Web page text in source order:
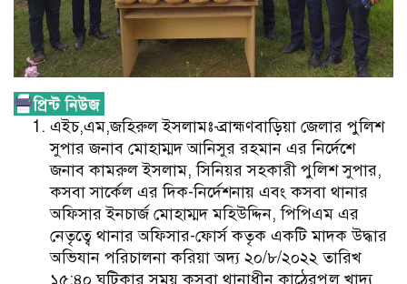
এইচ,এম,জহিরুল ইসলামঃ-ব্রাহ্মণবাড়িয়া জেলার পুলিশ
সুপার জনাব মোহাম্মদ আনিসুর রহমান এর নির্দেশে
জনাব কামরুল ইসলাম, সিনিয়র সহকারী পুলিশ সুপার,
কসবা সার্কেল এর দিক-নির্দেশনায় এবং কসবা থানার
অফিসার ইনচার্জ মোহাম্মদ মহিউদ্দিন, পিপিএম এর
নেতৃত্বে থানার অফিসার-ফোর্স কতৃক একটি মাদক উদ্ধার
অভিযান পরিচালনা করিয়া অদ্য ২০/৮/২০২২ তারিখ
১৫:৪০ ঘটিকার সময় কসবা থানাধীন কাঠেরপুল খাদ্য